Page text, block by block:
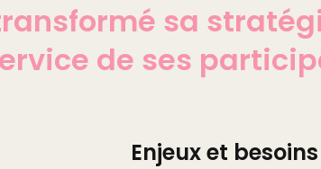
sa
de ses
Enjeux et besoins